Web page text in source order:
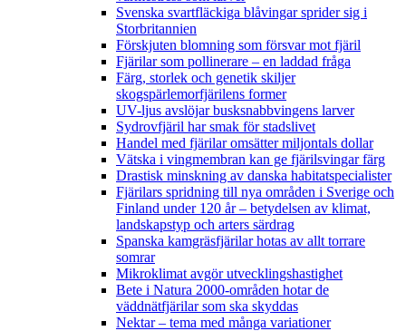
Svenska svartfläckiga blåvingar sprider sig i
Storbritannien
Förskjuten blomning som försvar mot fjäril
Fjärilar som pollinerare – en laddad fråga
Färg, storlek och genetik skiljer
skogspärlemorfjärilens former
UV-ljus avslöjar busksnabbvingens larver
Sydrovfjäril har smak för stadslivet
Handel med fjärilar omsätter miljontals dollar
Vätska i vingmembran kan ge fjärilsvingar färg
Drastisk minskning av danska habitatspecialister
Fjärilars spridning till nya områden i Sverige och
Finland under 120 år– betydelsen av klimat,
landskapstyp och arters särdrag
Spanska kamgräsfjärilar hotas av allt torrare
somrar
Mikroklimat avgör utvecklingshastighet
Bete i Natura 2000-områden hotar de
väddnätfjärilar som ska skyddas
Nektar – tema med många variationer